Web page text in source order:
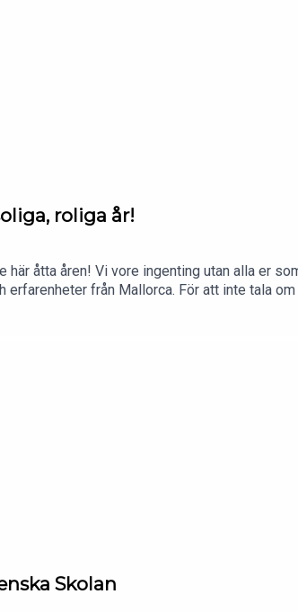
roliga år!
åtta åren! Vi vore ingenting utan alla er
erfarenheter från Mallorca. För att inte tala
eller bara drömmer om Mallorca.
Skolan